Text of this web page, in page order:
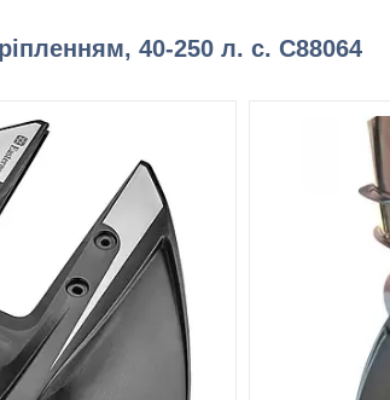
40-250 л. с. C88064